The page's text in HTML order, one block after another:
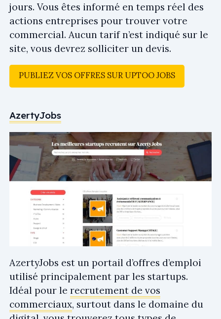
jours. Vous êtes informé en temps réel des
actions entreprises pour trouver votre
commercial. Aucun tarif n’est indiqué sur le
site, vous devrez solliciter un devis.
PUBLIEZ VOS OFFRES SUR UPTOO JOBS
AzertyJobs
AzertyJobs est un portail d’offres d’emploi
utilisé principalement par les startups.
Idéal pour le recrutement de vos
commerciaux, surtout dans le domaine du